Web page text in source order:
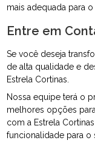
mais adequada para
Entre em
Se você deseja
de alta qualidade e
Estrela Cortinas.
Nossa equipe terá o
melhores opções
com a Estrela
funcionalidade para o